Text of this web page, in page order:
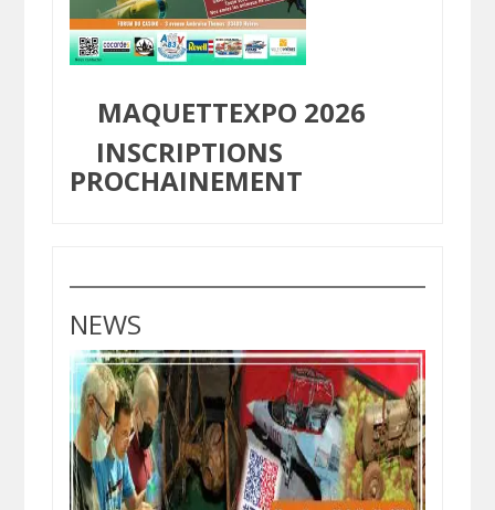
MAQUETTEXPO 2026
INSCRIPTIONS
PROCHAINEMENT
NEWS